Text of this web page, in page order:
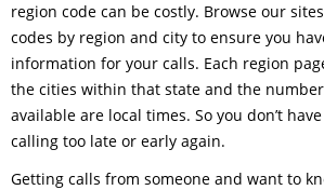
region code can be costly. Browse our
codes by region and city to ensure you
information for your calls. Each region
the cities within that state and the
available are local times. So you don’t
calling too late or early again.
Getting calls from someone and want to